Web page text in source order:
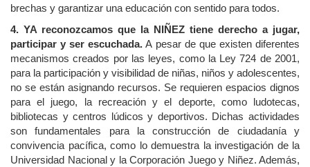
brechas y garantizar una educación con sentido para todos.
4. YA reconozcamos que la NIÑEZ tiene derecho a jugar,
participar y ser escuchada. A pesar de que existen diferentes
mecanismos creados por las leyes, como la Ley 724 de 2001,
para la participación y visibilidad de niñas, niños y adolescentes,
no se están asignando recursos. Se requieren espacios dignos
para el juego, la recreación y el deporte, como ludotecas,
bibliotecas y centros lúdicos y deportivos. Dichas actividades
son fundamentales para la construcción de ciudadanía y
convivencia pacífica, como lo demuestra la investigación de la
Universidad Nacional y la Corporación Juego y Niñez. Además,